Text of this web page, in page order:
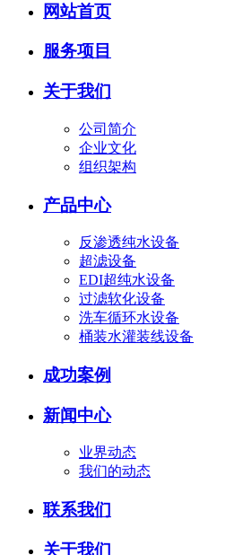
网站首页
服务项目
关于我们
公司简介
企业文化
组织架构
产品中心
反渗透纯水设备
超滤设备
EDI超纯水设备
过滤软化设备
洗车循环水设备
桶装水灌装线设备
成功案例
新闻中心
业界动态
我们的动态
联系我们
关于我们